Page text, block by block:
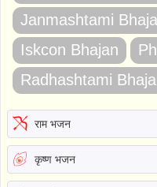
Janmashtami
Iskcon Bhajan
Radhashtami
राम भजन
कृष्ण भजन